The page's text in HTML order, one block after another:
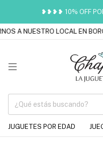
❥❥❥❥ 10% OFF
A NUESTRO LOCAL EN
JUGUETES POR EDAD